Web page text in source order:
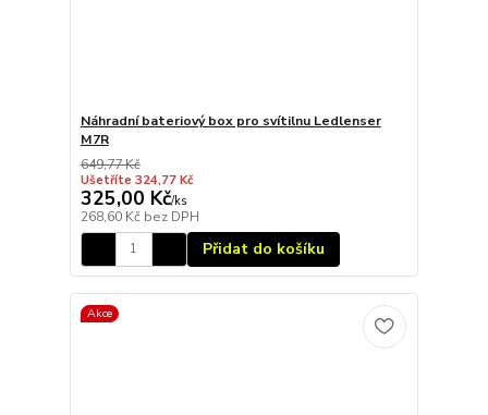
Náhradní bateriový box pro svítilnu Ledlenser
M7R
649,77 Kč
Ušetříte 324,77 Kč
325,00 Kč/ks
268,60 Kč bez DPH
Přidat do košíku
Akce